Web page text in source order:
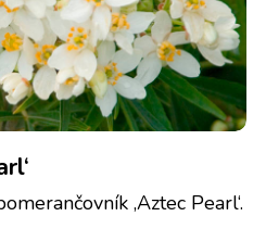
zvětšení
‚Aztec Pearl‘.